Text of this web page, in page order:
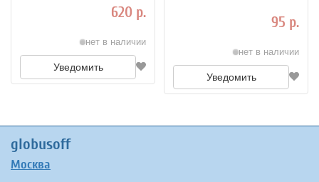
620 р.
нет в наличии
Уведомить
95 р.
нет в наличии
Уведомить
globusoff
Москва